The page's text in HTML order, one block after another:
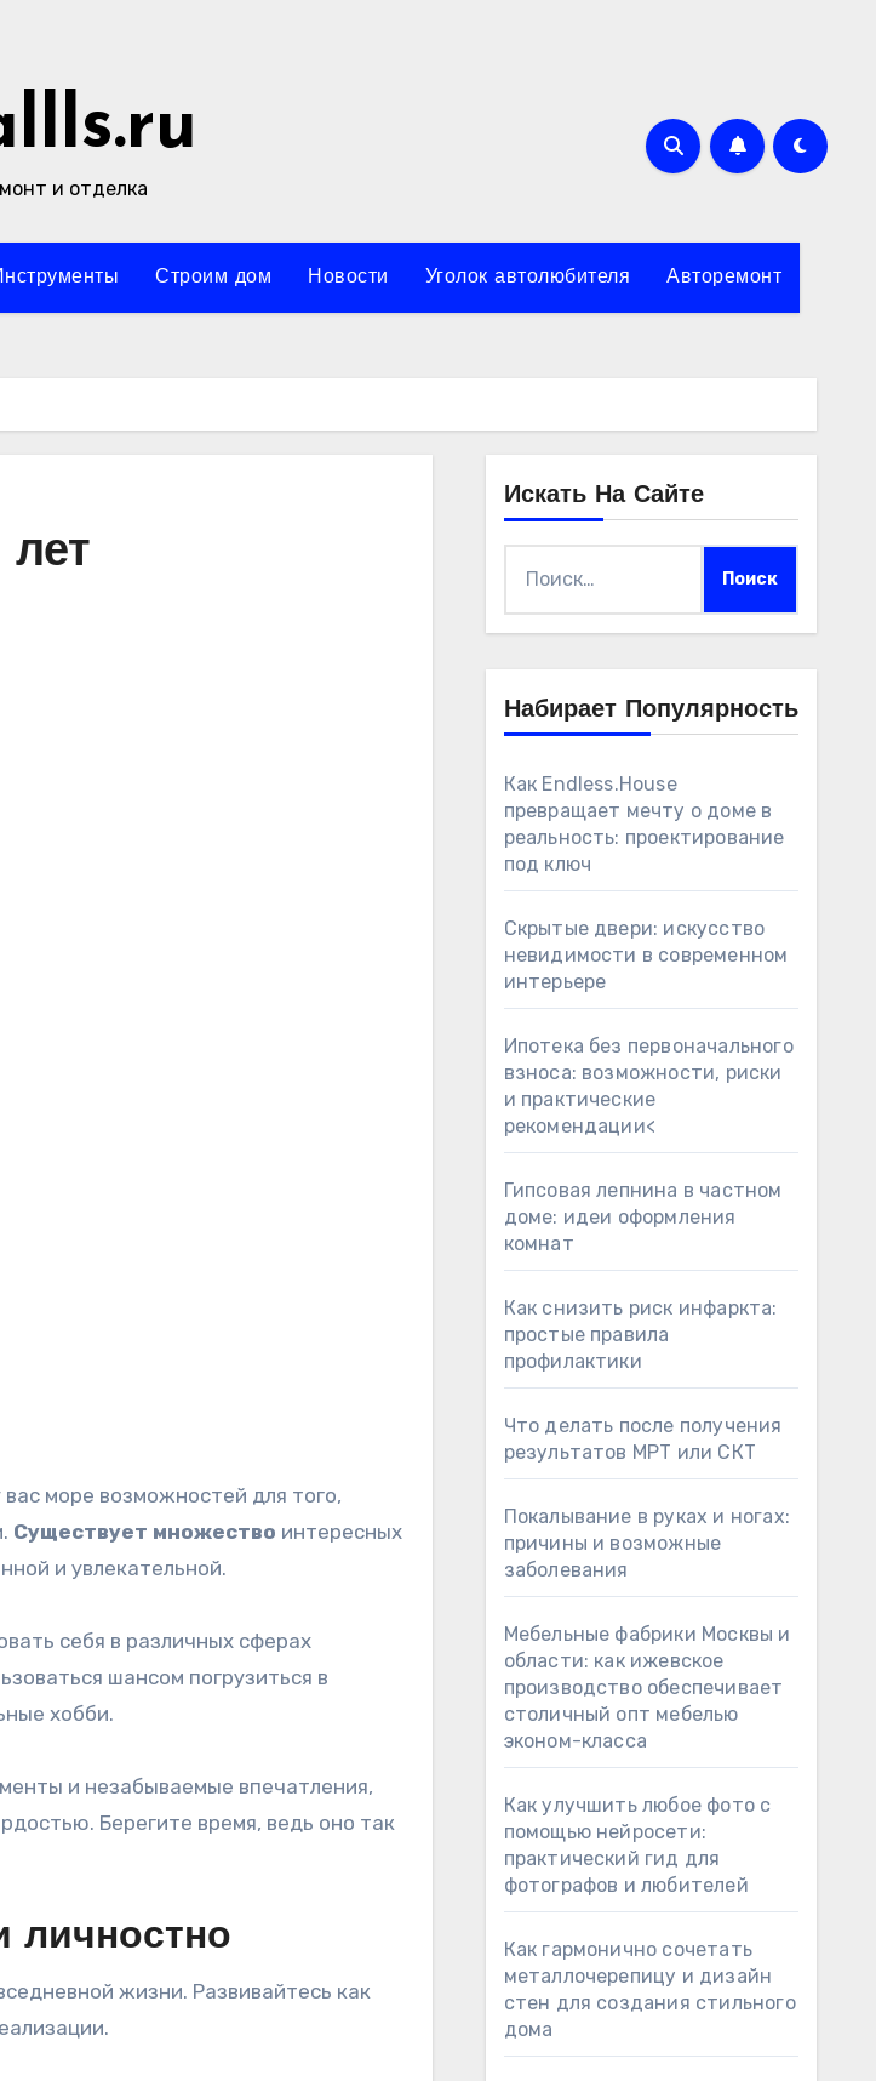
и отделка
Строим дом Новости Уголок автолюбителя Авторемонт
море возможностей для того,
Существует множество интересных
и увлекательной.
себя в различных сферах
шансом погрузиться в
хобби.
и незабываемые впечатления,
Берегите время, ведь оно так
личностно
жизни. Развивайтесь как
Искать На Сайте
Набирает Популярность
Как Endless.House
превращает мечту о доме в
реальность: проектирование
под ключ
Скрытые двери: искусство
невидимости в современном
интерьере
Ипотека без первоначального
взноса: возможности, риски
и практические
рекомендации<
Гипсовая лепнина в частном
доме: идеи оформления
комнат
Как снизить риск инфаркта:
простые правила
профилактики
Что делать после получения
результатов МРТ или СКТ
Покалывание в руках и ногах:
причины и возможные
заболевания
Мебельные фабрики Москвы и
области: как ижевское
производство обеспечивает
столичный опт мебелью
эконом-класса
Как улучшить любое фото с
помощью нейросети:
практический гид для
фотографов и любителей
Как гармонично сочетать
металлочерепицу и дизайн
стен для создания стильного
дома